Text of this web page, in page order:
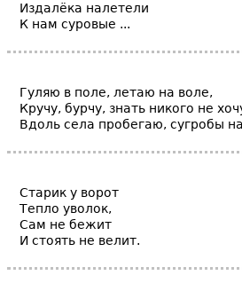
Издалёка налетели
К нам суровые ...
Гуляю в поле, летаю на воле,
Кручу, бурчу, знать никого не
Вдоль села пробегаю, сугробы
Старик у ворот
Тепло уволок,
Сам не бежит
И стоять не велит.